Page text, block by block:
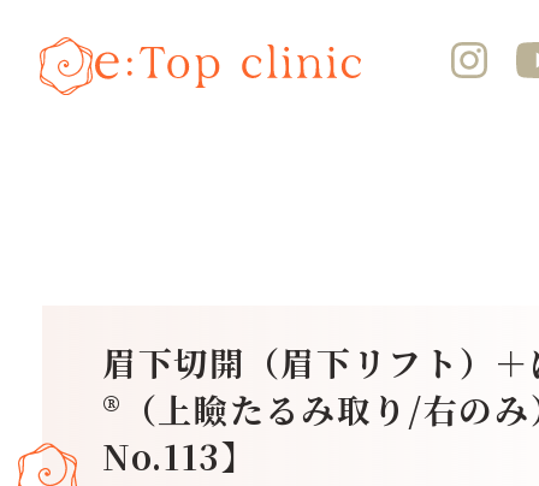
眉下切開（眉下リフト）
®（上瞼たるみ取り/右の
No.113】